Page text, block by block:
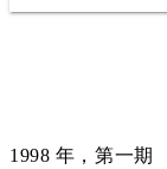
1998 年，第一期